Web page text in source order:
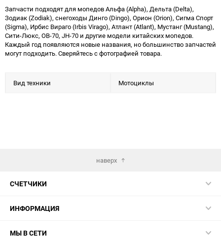
Запчасти подходят для мопедов Альфа (Alpha), Дельта (Delta),
Зодиак (Zodiak), снегоходы Динго (Dingo), Орион (Orion), Сигма Спорт
(Sigma), Ирбис Вираго (Irbis Virago), Атлант (Atlant), Мустанг (Mustang),
Сити-Люкс, ОВ-70, JH-70 и другие модели китайских мопедов.
Каждый год появляются новые названия, но большинство запчастей
могут подходить. Сверяйтесь с фотографией товара.
Вид техники Мотоциклы
наверх
СЧЕТЧИКИ
ИНФОРМАЦИЯ
МЫ В СЕТИ